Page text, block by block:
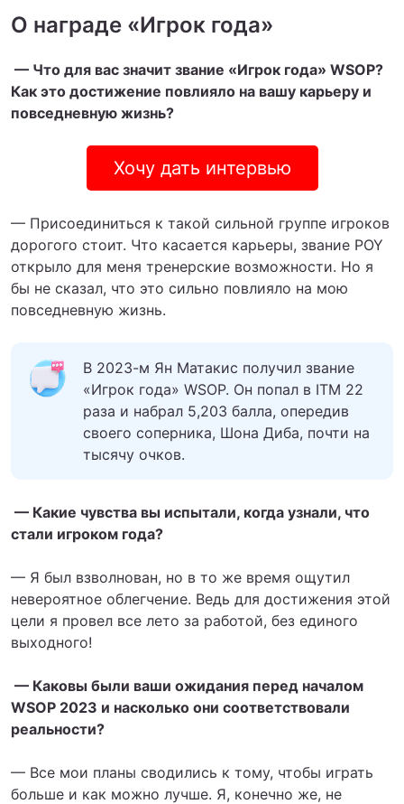
О награде «Игрок года»
— Что для вас значит звание «Игрок года» WSOP?
Как это достижение повлияло на вашу карьеру и
повседневную жизнь?
Хочу дать интервью
— Присоединиться к такой сильной группе игроков
дорогого стоит. Что касается карьеры, звание POY
открыло для меня тренерские возможности. Но я
бы не сказал, что это сильно повлияло на мою
повседневную жизнь.
В 2023-м Ян Матакис получил звание
«Игрок года» WSOP. Он попал в ITM 22
раза и набрал 5,203 балла, опередив
своего соперника, Шона Диба, почти на
тысячу очков.
— Какие чувства вы испытали, когда узнали, что
стали игроком года?
— Я был взволнован, но в то же время ощутил
невероятное облегчение. Ведь для достижения этой
цели я провел все лето за работой, без единого
выходного!
— Каковы были ваши ожидания перед началом
WSOP 2023 и насколько они соответствовали
реальности?
— Все мои планы сводились к тому, чтобы играть
больше и как можно лучше. Я, конечно же, не